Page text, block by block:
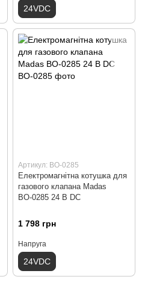
24VDC
Артикул: ВО-0285
Електромагнітна котушка для
газового клапана Madas
ВО-0285 24 В DС
1 798 грн
Напруга
24VDC